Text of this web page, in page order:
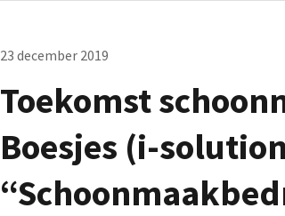
23 december 2019
Toekomst
Boesjes (i-